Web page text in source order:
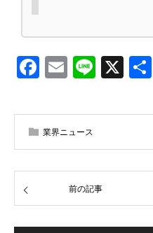
Facebook
EmailLine
X
業界ニュース
前の記事